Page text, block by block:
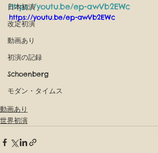
日本初演
改定初演
動画あり
初演の記録
Schoenberg
モダン・タイムス
https://youtu.be/ep-awVb2EWc
https://youtu.be/ep-awVb2EWc
動画あり
世界初演